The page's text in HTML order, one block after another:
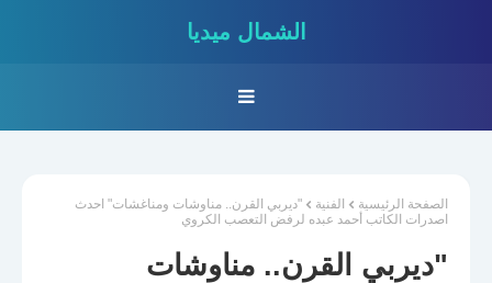
الشمال ميديا
الصفحة الرئيسية الفنية
"ديربي القرن.. مناوشات ومناغشات" احدث
اصدرات الكاتب أحمد عبده لرفض التعصب الكروي
"ديربي القرن.. مناوشات